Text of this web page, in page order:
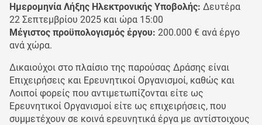
Ημερομηνία Λήξης Ηλεκτρονικής Υποβολής: Δευτέρα
22 Σεπτεμβρίου 2025 και ώρα 15:00
Μέγιστος προϋπολογισμός έργου: 200.000 € ανά έργο
ανά χώρα.
Δικαιούχοι στο πλαίσιο της παρούσας Δράσης είναι
Επιχειρήσεις και Ερευνητικοί Οργανισμοί, καθώς και
Λοιποί φορείς που αντιμετωπίζονται είτε ως
Ερευνητικοί Οργανισμοί είτε ως επιχειρήσεις, που
συμμετέχουν σε κοινά ερευνητικά έργα με αντίστοιχους